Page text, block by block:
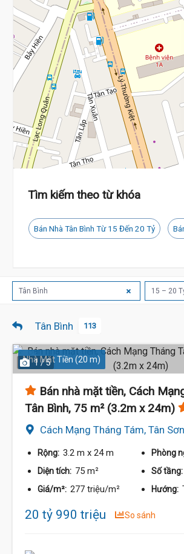
Tìm kiếm theo từ khóa
Bán Nhà Tân Bình Từ 15 Đến 20 Tỷ
Tân Bình 15 – 20
Tân Bình 113
Nhà Mặt Tiền (20 m)
1 / 5
Bán nhà mặt tiền, Cách
Tân Bình, 75 m² (3.2m x 24m)
Cách Mạng Tháng Tám, Tân
Rộng: 3.2 m x 24 m Phòng
Diện tích: 75 m² Số tầng:
Giá/m²: 277 triệu/m² Hướng:
20 tỷ 990 triệu So sánh